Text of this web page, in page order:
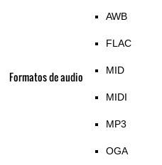
Formatos de audio
AWB
FLAC
MID
MIDI
MP3
OGA